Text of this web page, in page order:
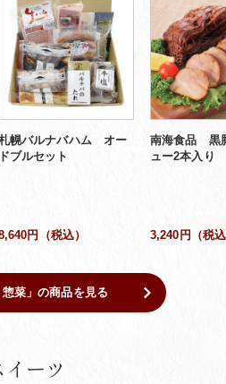
幌バルナバハム オー
ドブルセット
円（税込）
南海食品 黒
ュー2本入り
3,240円（税
惣菜」の商品を見る
イーツ